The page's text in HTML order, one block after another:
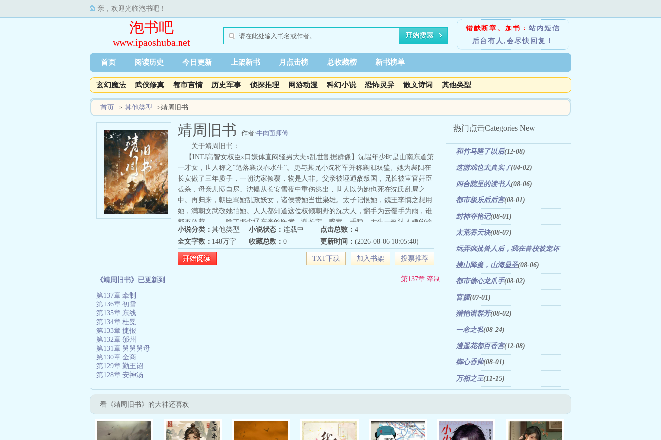
亲，欢迎光临泡书吧！
泡书吧
www.ipaoshuba.net
错缺断章、加书： 站内短信
后台有人,会尽快回复！
首页 阅读历史 今日更新 上架新书 月点击榜 总收藏榜 新书榜单
玄幻魔法 武侠修真 都市言情 历史军事 侦探推理 网游动漫 科幻小说 恐怖灵异 散文诗词 其他类型
首页 > 其他类型 >靖周旧书
靖周旧书 作者:牛肉面师傅
关于靖周旧书：
【INTJ高智女权臣x口嫌体直闷骚男大夫x乱世割据群像】沈韫年少时是山南东道第
一才女，世人称之“笔落襄汉春水生”。更与其兄小沈将军并称襄阳双璧。她为襄阳在
长安做了三年质子，一朝沈家倾覆，物是人非。父亲被诬通敌叛国，兄长被宦官奸臣
截杀，母亲悲愤自尽。沈韫从长安雪夜中重伤逃出，世人以为她也死在沈氏乱局之
中。再归来，朝臣骂她乱政妖女，诸侯赞她当世枭雄。太子记恨她，魏王李慎之想用
她，满朝文武敬她怕她。人人都知道这位权倾朝野的沈大人，翻手为云覆手为雨，谁
都不敢惹。——除了那个辽东来的医者。谢长宁，嘴毒，手稳，天生一副讨人嫌的冷
脸。别人捧着她，他偏要管着她。熬夜批文书？药碗端上来。想多看一册？明天多挨
两针。沈韫头疼：“谢先生，我是病人，不是囚犯。”谢长宁眼都没抬：“病人不听话，
就该治。”有人问谢长宁：“沈大人脾气那么硬，你怎么管住她的？”他想了想：“不用
管。她怕苦。”沈韫正好听见，冷笑一声：“谁怕了？”谢长宁看了她一眼：“那今晚的
小说分类： 其他类型 小说状态： 连载中 点击总数： 4
全文字数： 148万字 收藏总数： 0 更新时间： (2026-08-06 10:05:40)
TXT下载 加入书架 投票推荐
《靖周旧书》已更新到 第137章 牵制
第137章 牵制
第136章 初雪
第135章 东线
第134章 杜冕
第133章 捷报
第132章 邠州
第131章 舅舅舅母
第130章 金商
第129章 勤王诏
第128章 安神汤
热门点击Categories New
和竹马睡了以后(12-08)
这游戏也太真实了(04-02)
四合院里的读书人(08-06)
都市极乐后后宫(08-01)
封神夺艳记(08-01)
太荒吞天诀(08-07)
玩弄疯批兽人后，我在兽校被宠坏
(08-06)
搜山降魔，山海显圣(08-06)
都市偷心龙爪手(08-02)
官媛(07-01)
猎艳谱群芳(08-02)
一念之私(08-24)
逍遥花都百香宫(12-08)
御心香帅(08-01)
万相之王(11-15)
看《靖周旧书》的大神还喜欢